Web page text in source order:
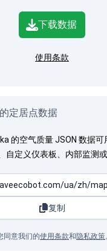
下载数据
使用条款
定居点数据
的空气质量 JSON 数据可
定义仪表板、内部监测或
复制
同意我们的使用条款和隐私政策